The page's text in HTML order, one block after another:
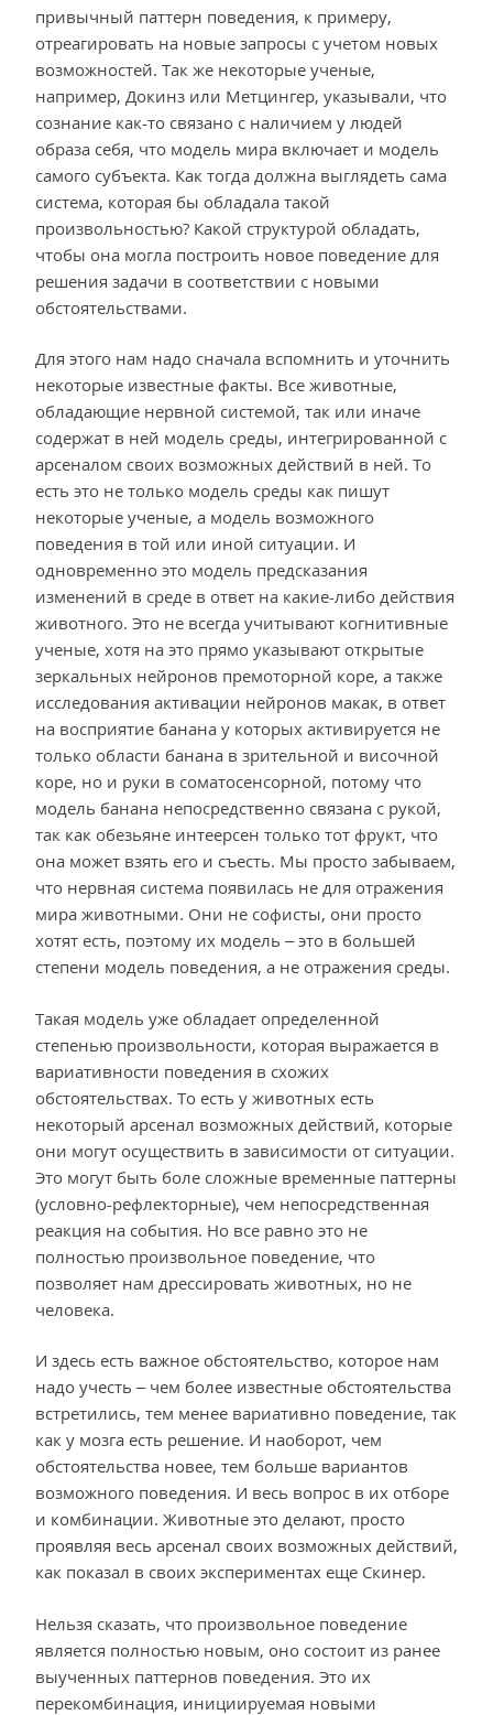
привычный паттерн поведения, к примеру,
отреагировать на новые запросы с учетом новых
возможностей. Так же некоторые ученые,
например, Докинз или Метцингер, указывали, что
сознание как-то связано с наличием у людей
образа себя, что модель мира включает и модель
самого субъекта. Как тогда должна выглядеть сама
система, которая бы обладала такой
произвольностью? Какой структурой обладать,
чтобы она могла построить новое поведение для
решения задачи в соответствии с новыми
обстоятельствами.
Для этого нам надо сначала вспомнить и уточнить
некоторые известные факты. Все животные,
обладающие нервной системой, так или иначе
содержат в ней модель среды, интегрированной с
арсеналом своих возможных действий в ней. То
есть это не только модель среды как пишут
некоторые ученые, а модель возможного
поведения в той или иной ситуации. И
одновременно это модель предсказания
изменений в среде в ответ на какие-либо действия
животного. Это не всегда учитывают когнитивные
ученые, хотя на это прямо указывают открытые
зеркальных нейронов премоторной коре, а также
исследования активации нейронов макак, в ответ
на восприятие банана у которых активируется не
только области банана в зрительной и височной
коре, но и руки в соматосенсорной, потому что
модель банана непосредственно связана с рукой,
так как обезьяне интеерсен только тот фрукт, что
она может взять его и съесть. Мы просто забываем,
что нервная система появилась не для отражения
мира животными. Они не софисты, они просто
хотят есть, поэтому их модель – это в большей
степени модель поведения, а не отражения среды.
Такая модель уже обладает определенной
степенью произвольности, которая выражается в
вариативности поведения в схожих
обстоятельствах. То есть у животных есть
некоторый арсенал возможных действий, которые
они могут осуществить в зависимости от ситуации.
Это могут быть боле сложные временные паттерны
(условно-рефлекторные), чем непосредственная
реакция на события. Но все равно это не
полностью произвольное поведение, что
позволяет нам дрессировать животных, но не
человека.
И здесь есть важное обстоятельство, которое нам
надо учесть – чем более известные обстоятельства
встретились, тем менее вариативно поведение, так
как у мозга есть решение. И наоборот, чем
обстоятельства новее, тем больше вариантов
возможного поведения. И весь вопрос в их отборе
и комбинации. Животные это делают, просто
проявляя весь арсенал своих возможных действий,
как показал в своих экспериментах еще Скинер.
Нельзя сказать, что произвольное поведение
является полностью новым, оно состоит из ранее
выученных паттернов поведения. Это их
перекомбинация, инициируемая новыми